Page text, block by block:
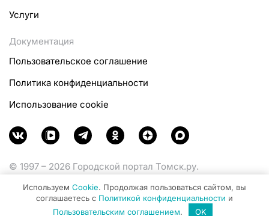
Услуги
Документация
Пользовательское соглашение
Политика конфиденциальности
Использование cookie
© 1997 – 2026 Городской портал Томск.ру.
Министерства цифрового развития, связи и массовых
коммуникаций Российской Федерации.
Используем Cookie. Продолжая пользоваться сайтом, вы
соглашаетесь с Политикой конфиденциальности и
Пользовательским соглашением. OK